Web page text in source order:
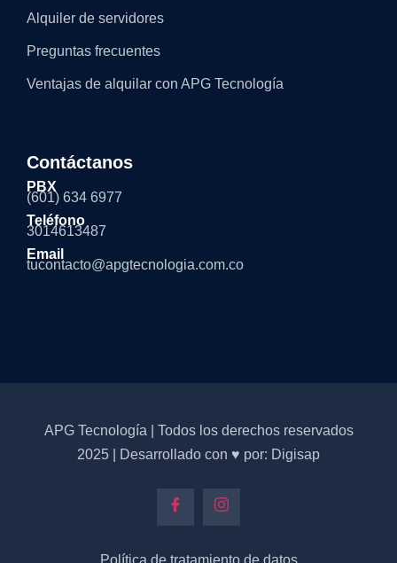
Alquiler de servidores
Preguntas frecuentes
Ventajas de alquilar con APG Tecnología
Contáctanos
PBX
(601) 634 6977
Teléfono
3014613487
Email
tucontacto@apgtecnologia.com.co
APG Tecnología | Todos los derechos reservados
2025 | Desarrollado con ♥ por: Digisap
Política de tratamiento de datos